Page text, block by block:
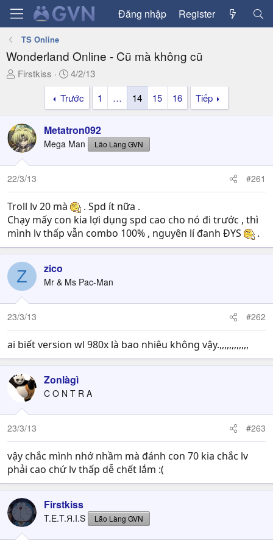
Đăng nhập Register
TS Online
Wonderland Online - Cũ mà không cũ
T
a
d
s
t
a
e
r
Firstkiss
N
g
à
y
ử
i
4/2/13
Trước
1 … 14 15 16 Tiếp
Metatron092
Mega Man Lão Làng GVN
22/3/13 #261
Troll lv 20 mà
. Spd ít nữa .
Chạy mấy con kia lợi dụng spd cao cho nó đi trước , thì
mình lv thấp vẫn combo 100% , nguyên lí đanh ĐYS
.
Z zico
Mr & Ms Pac-Man
23/3/13 #262
ai biết version wl 980x là bao nhiêu không vậy.,,,,,,,,,,,,
Zonlàgì
C O N T R A
23/3/13 #263
vậy chắc mình nhớ nhầm mà đánh con 70 kia chắc lv
phải cao chứ lv thấp dễ chết lắm :(
Firstkiss
T.E.T.Я.I.S Lão Làng GVN